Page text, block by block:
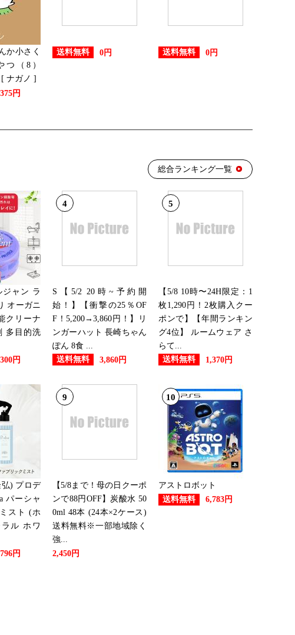
ング：11位
か小さく
つ（8）
[ ナガノ ]
円
送料無料 0円 送料無料 0円
総合ランキング一覧
ジャン ラ
オーガニ
クリーナ
多目的洗
円
4
S【5/2 20時~予約開
始！】【衝撃の25％OF
F！5,200→3,860円！】リ
ンガーハット 長崎ちゃん
ぽん 8食 ...
送料無料
3,860円
5
【5/8 10時〜24H限定：1
枚1,290円！2枚購入クー
ポンで】【年間ランキン
グ4位】 ルームウェア さ
らて...
送料無料
1,370円
弘) プロデ
パーシャ
スト (ホ
ル ホワ
円
9
【5/8まで！母の日クーポ
ンで88円OFF】炭酸水 50
0ml 48本 (24本×2ケース)
送料無料※一部地域除く
強...
2,450円
10
アストロボット
送料無料
6,783円